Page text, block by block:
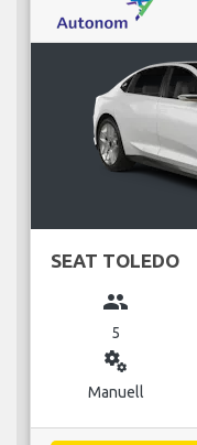
SEAT TOLEDO
group
5
miscellaneous_services
Manuell